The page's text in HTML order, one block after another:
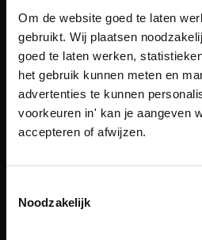
Om de website goed te laten
gebruikt. Wij plaatsen
goed te laten werken,
het gebruik kunnen meten en
advertenties te kunnen
voorkeuren in' kan je aangeven
accepteren of afwijzen.
Noodzakelijk